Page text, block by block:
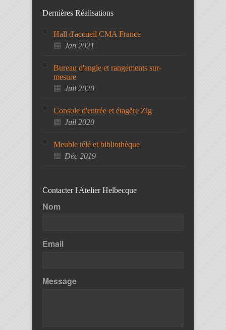
Dernières Réalisations
Hall d'accueil CMA France
Jan 2021
Bureau d'angle et rangements sur-
mesure
Juil 2020
Console d'entrée et étagère Zig
Juil 2020
Meuble télé et bibliothèque
Déc 2019
Contacter l'Atelier Helbecque
Nom
Email
Message